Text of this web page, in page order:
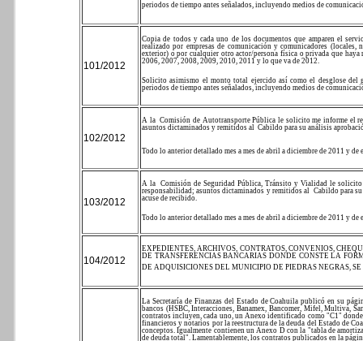
periodos de tiempo antes señalados, incluyendo medios de
101/2012
Copia de todos y cada uno de los documentos que amparen el
realizado por empresas de comunicación y comunicadores
exterior) o por cualquier otro actor/persona física o privada que
2006, 2007, 2008, 2009, 2010, 2011 y lo que va de 2012.
Solicito asimismo el monto total ejercido así como el desglose del
periodos de tiempo antes señalados, incluyendo medios de
102/2012
A la Comisión de Autotransporte Pública le solicito me informe el
asuntos dictaminados y remitidos al Cabildo para su análisis
Todo lo anterior detallado mes a mes de abril a diciembre de 2011 y de
103/2012
A la
Comisión de Seguridad Pública, Tránsito y Vialidad le
responsabilidad; asuntos dictaminados y remitidos al Cabildo para
acuse de recibido.
Todo lo anterior detallado mes a mes de abril a diciembre de 2011 y de
104/2012
EXPEDIENTES, ARCHIVOS, CONTRATOS, CONVENIOS,
DE TRANSFERENCIAS BANCARIAS DONDE CONSTE LA
DE ADQUISICIONES DEL MUNICIPIO DE PIEDRAS NEGRAS,
La Secretaría de Finanzas del Estado de Coahuila publicó en su
bancos (HSBC, Interacciones, Banamex, Bancomer, Mifel, Multiva,
contratos incluyen, cada uno, un Anexo identificado como "C1" donde
financieros y notarios por la reestructura de la deuda del Estado de
conceptos.Igualmente contienen un Anexo D con la "tabla de
de deuda total". Lamentablemente, los contratos publicados en la